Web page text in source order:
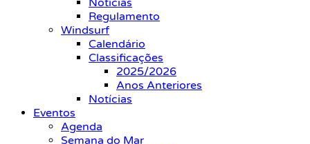
Notícias
Regulamento
Windsurf
Calendário
Classificações
2025/2026
Anos Anteriores
Notícias
Eventos
Agenda
Semana do Mar